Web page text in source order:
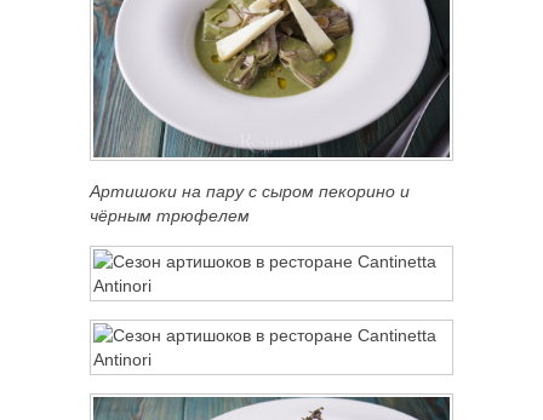
Артишоки на пару с сыром пекорино и
чёрным трюфелем